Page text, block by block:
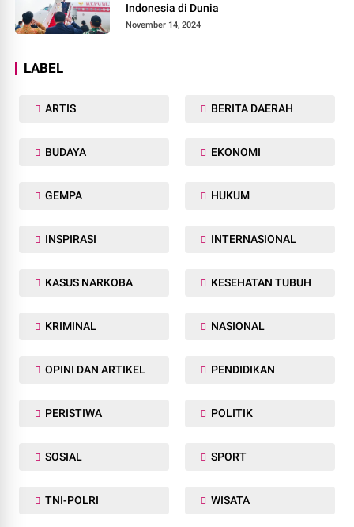
Indonesia di Dunia
November 14, 2024
LABEL
ARTIS BERITA DAERAH
BUDAYA EKONOMI
GEMPA HUKUM
INSPIRASI INTERNASIONAL
KASUS NARKOBA KESEHATAN TUBUH
KRIMINAL NASIONAL
OPINI DAN ARTIKEL PENDIDIKAN
PERISTIWA POLITIK
SOSIAL SPORT
TNI-POLRI WISATA